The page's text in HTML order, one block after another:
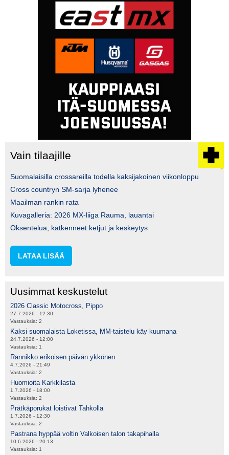
Vain tilaajille
Suomalaisilla crossareilla todella kaksijakoinen viikonloppu
Cross countryn SM-sarja lyhenee
Maailman rankin rata
Kuvagalleria: 2026 MX-liiga Rauma, lauantai
Oksentelua, katkenneet ketjut ja keskeytys
LATAA LISÄÄ
Uusimmat keskustelut
2026 Classic Motocross, Pippo
27.7.2026 - 12:30
Vastauksia: 2
Kaksi suomalaista Loketissa, MM-taistelu käy kuumana
24.7.2026 - 12:00
Vastauksia: 1
Rannikko erikoisen päivän ykkönen
4.7.2026 - 21:49
Vastauksia: 2
Huomioita Karkkilasta
1.7.2026 - 18:00
Vastauksia: 2
Prätkäporukat loistivat Tahkolla
1.7.2026 - 12:30
Vastauksia: 2
Pastrana hyppää voltin Valkoisen talon takapihalla
10.6.2026 - 20:13
Vastauksia: 1